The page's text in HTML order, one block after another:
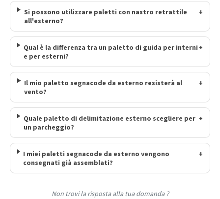
Si possono utilizzare paletti con nastro retrattile
all'esterno?
+
Qual è la differenza tra un paletto di guida per interni
e per esterni?
+
Il mio paletto segnacode da esterno resisterà al
vento?
+
Quale paletto di delimitazione esterno scegliere per
un parcheggio?
+
I miei paletti segnacode da esterno vengono
consegnati già assemblati?
+
Non trovi la risposta alla tua domanda ?